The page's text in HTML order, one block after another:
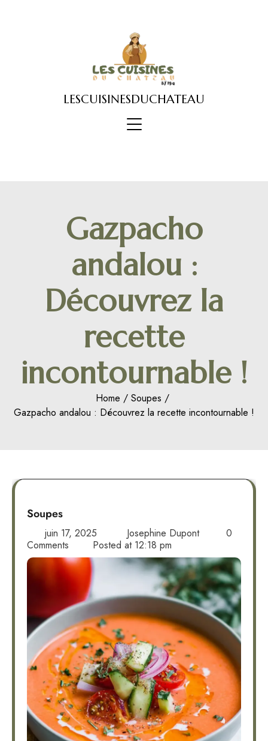
LESCUISINESDUCHATEAU
Gazpacho
andalou :
Découvrez la
recette
incontournable !
Home
Soupes
Gazpacho andalou : Découvrez la recette incontournable !
Soupes
juin 17, 2025 Josephine Dupont
0
Comments
Posted at 12:18 pm